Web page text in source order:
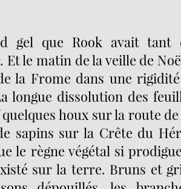
gel que Rook avait
Et le matin de la veille de
la Frome dans une
longue dissolution des
houx sur la route
sapins sur la Crête du
le règne végétal si
sur la terre. Bruns et